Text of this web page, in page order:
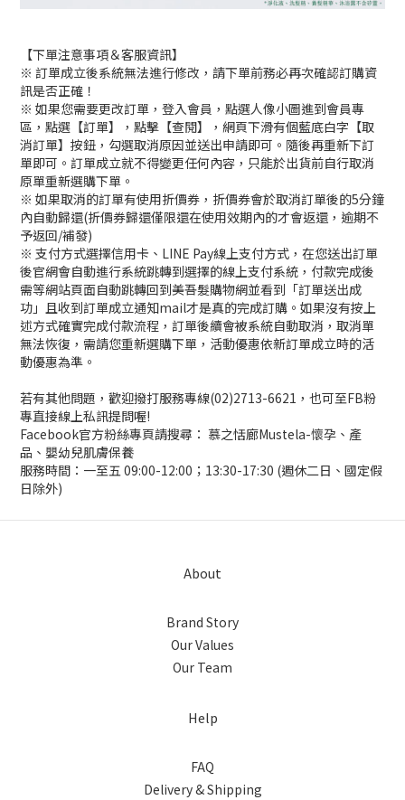
【下單注意事項＆客服資訊】
※ 訂單成立後系統無法進行修改，請下單前務必再次確認訂購資
訊是否正確！
※ 如果您需要更改訂單，登入會員，點選人像小圖進到會員專
區，點選【訂單】，點擊【查閱】，網頁下滑有個藍底白字【取
消訂單】按鈕，勾選取消原因並送出申請即可。隨後再重新下訂
單即可。訂單成立就不得變更任何內容，只能於出貨前自行取消
原單重新選購下單。
※ 如果取消的訂單有使用折價券，折價券會於取消訂單後的5分鐘
內自動歸還(折價券歸還僅限還在使用效期內的才會返還，逾期不
予返回/補發)
※ 支付方式選擇信用卡、LINE Pay線上支付方式，在您送出訂單
後官網會自動進行系統跳轉到選擇的線上支付系統，付款完成後
需等網站頁面自動跳轉回到美吾髮購物網並看到「訂單送出成
功」且收到訂單成立通知mail才是真的完成訂購。如果沒有按上
述方式確實完成付款流程，訂單後續會被系統自動取消，取消單
無法恢復，需請您重新選購下單，活動優惠依新訂單成立時的活
動優惠為準。
若有其他問題，歡迎撥打服務專線(02)2713-6621，也可至FB粉
專直接線上私訊提問喔!
Facebook官方粉絲專頁請搜尋： 慕之恬廊Mustela-懷孕、產
品、嬰幼兒肌膚保養
服務時間：一至五 09:00-12:00；13:30-17:30 (週休二日、國定假
日除外)
About
Brand Story
Our Values
Our Team
Help
FAQ
Delivery & Shipping